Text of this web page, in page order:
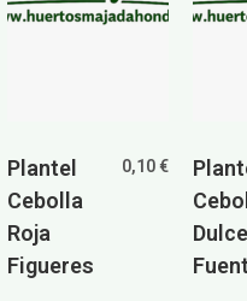
Plantel
Cebolla
Roja
Figueres
0,10€
Dulce